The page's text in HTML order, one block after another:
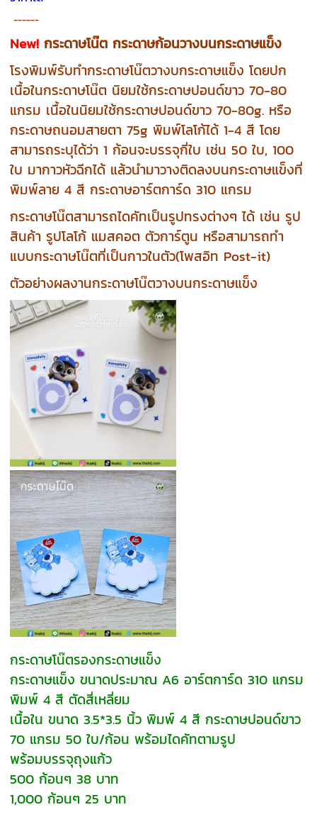
------
New! กระดาษโน๊ต กระดาษก้อนวางบนกระดาษแข็ง
โรงพิมพ์รับทำกระดาษโน๊ตวางบกระดาษแข็ง โดยปก
เนื้อในกระดาษโน๊ต นิยมใช้กระดาษปอนด์ขาว 70-80
แกรม เนื้อในนิยมใช้กระดาษปอนด์ขาว 70-80g. หรือ
กระดาษถนอมสายตา 75g พิมพ์โลโก้ได้ 1-4 สี โดย
สามารถระบุได้ว่า 1 ก้อนจะบรรจุกี่ใบ เช่น 50 ใบ, 100
ใบ มากาวหัวฉีกได้ แล้วนำมาวางติดลงบนกระดาษแข็งที่
พิมพ์ลาย 4 สี กระดาษอาร์ตการ์ด 310 แกรม
กระดาษโน๊ตสามารถไดคัทเป็นรูปทรงต่างๆ ได้ เช่น รูป
สินค้า รูปโลโก้ แมสคอต ตัวการ์ตูน หรือสามารถทำ
แบบกระดาษโน๊ตที่เป็นกาวในตัว(โพสอิท Post-it)
ตัวอย่างผลงานกระดาษโน๊ตวางบนกระดาษแข็ง
กระดาษโน๊ตรองกระดาษแข็ง
กระดาษแข็ง ขนาดประมาณ A6 อาร์ตการ์ด 310 แกรม
พิมพ์ 4 สี ตัดสี่เหลี่ยม
เนื้อใน ขนาด 3.5*3.5 นิ้ว พิมพ์ 4 สี กระดาษปอนด์ขาว
70 แกรม 50 ใบ/ก้อน พร้อมไดคัทตามรูป
พร้อมบรรจุถุงแก้ว
500 ก้อนๆ 38 บาท
1,000 ก้อนๆ 25 บาท